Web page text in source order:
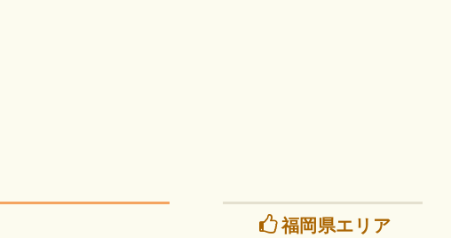
福岡県エリア